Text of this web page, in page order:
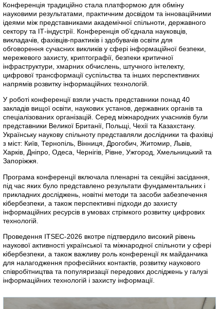
Конференція традиційно стала платформою для обміну
науковими результатами, практичним досвідом та інноваційними
ідеями між представниками академічної спільноти, державного
сектору та ІТ-індустрії. Конференція об’єднала науковців,
викладачів, фахівців-практиків і здобувачів освіти для
обговорення сучасних викликів у сфері інформаційної безпеки,
мережевого захисту, криптографії, безпеки критичної
інфраструктури, хмарних обчислень, штучного інтелекту,
цифрової трансформації суспільства та інших перспективних
напрямів розвитку інформаційних технологій.
У роботі конференції взяли участь представники понад 40
закладів вищої освіти, наукових установ, державних органів та
спеціалізованих організацій. Серед міжнародних учасників були
представники Великої Британії, Польщі, Чехії та Казахстану.
Українську наукову спільноту представляли дослідники та фахівці
з міст: Київ, Тернопіль, Вінниця, Дрогобич, Житомир, Львів,
Харків, Дніпро, Одеса, Чернігів, Рівне, Ужгород, Хмельницький та
Запоріжжя.
Програма конференції включала пленарні та секційні засідання,
під час яких було представлено результати фундаментальних і
прикладних досліджень, новітні методи та засоби забезпечення
кібербезпеки, а також перспективні підходи до захисту
інформаційних ресурсів в умовах стрімкого розвитку цифрових
технологій.
Проведення ITSEC-2026 вкотре підтвердило високий рівень
наукової активності української та міжнародної спільноти у сфері
кібербезпеки, а також важливу роль конференції як майданчика
для налагодження професійних контактів, розвитку наукового
співробітництва та популяризації передових досліджень у галузі
інформаційних технологій і захисту інформації.